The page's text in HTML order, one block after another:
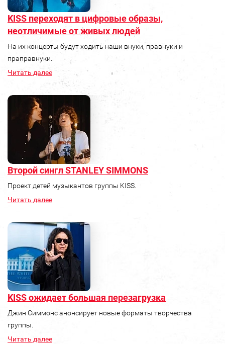
KISS переходят в цифровые образы,
неотличимые от живых людей
На их концерты будут ходить наши внуки, правнуки и
праправнуки.
Читать далее
Второй сингл STANLEY SIMMONS
Проект детей музыкантов группы KISS.
Читать далее
KISS ожидает большая перезагрузка
Джин Симмонс анонсирует новые форматы творчества
группы.
Читать далее